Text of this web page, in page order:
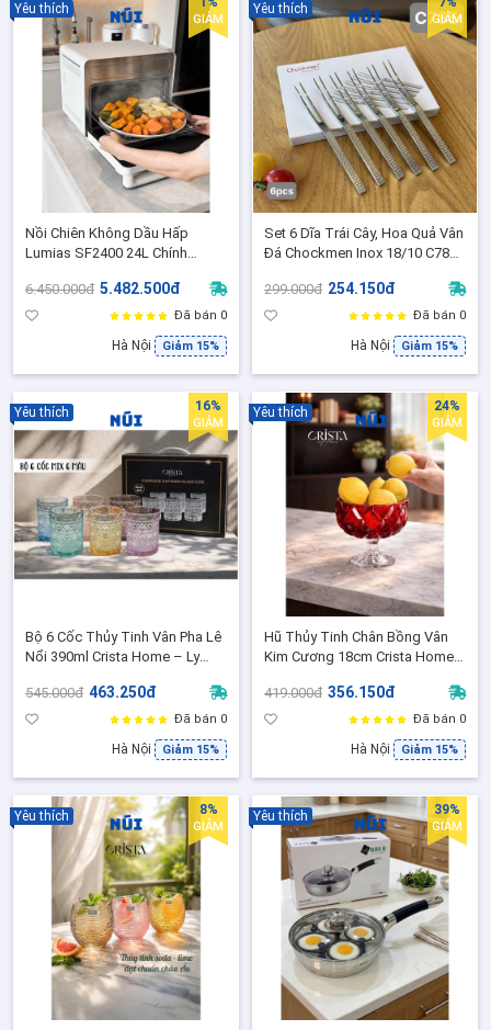
Nồi Chiên Không Dầu Hấp
Lumias SF2400 24L Chính
Inox 304, 128 Menu Cài Sẵn
6.450.000đ 5.482.500đ
Đã bán 0
Hà Nội Giảm 15%
Yêu thích
GIẢM
Set 6 Dĩa Trái Cây, Hoa Quả Vân
Đá Chockmen Inox 18/10 C785
299.000đ 254.150đ
Đã bán 0
Hà Nội Giảm 15%
Yêu thích
GIẢM
Bộ 6 Cốc Thủy Tinh Vân Pha Lê
Nổi 390ml Crista Home – Ly
Trọng 60253
545.000đ 463.250đ
Đã bán 0
Hà Nội Giảm 15%
Yêu thích 16%
GIẢM
Hũ Thủy Tinh Chân Bồng Vân
Kim Cương 18cm Crista Home
Cây & Trang Trí Sang Trọng
60251
419.000đ 356.150đ
Đã bán 0
Hà Nội Giảm 15%
Yêu thích 24%
GIẢM
Yêu thích 8%
GIẢM
Yêu thích 39%
GIẢM